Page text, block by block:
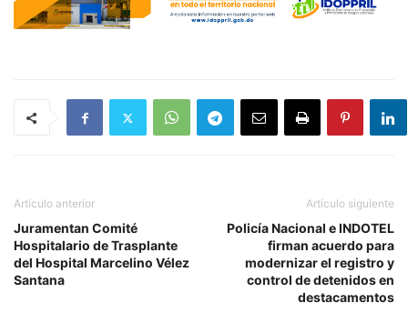
Artículo anterior
Juramentan Comité
Hospitalario de Trasplante
del Hospital Marcelino Vélez
Santana
Artículo siguiente
Policía Nacional e INDOTEL
firman acuerdo para
modernizar el registro y
control de detenidos en
destacamentos